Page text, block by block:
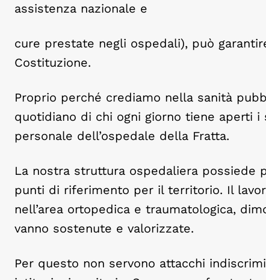
assistenza nazionale e
cure prestate negli ospedali), può
Costituzione.
Proprio perché crediamo nella sanità
quotidiano di chi ogni giorno tiene aperti
personale dell’ospedale della Fratta.
La nostra struttura ospedaliera possiede
punti di riferimento per il territorio. Il
nell’area ortopedica e traumatologica,
vanno sostenute e valorizzate.
Per questo non servono attacchi